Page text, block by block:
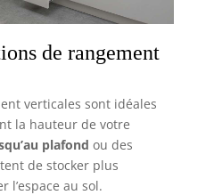
de rangement
verticales sont idéales
la hauteur de votre
plafond ou des
de stocker plus
l’espace au sol.